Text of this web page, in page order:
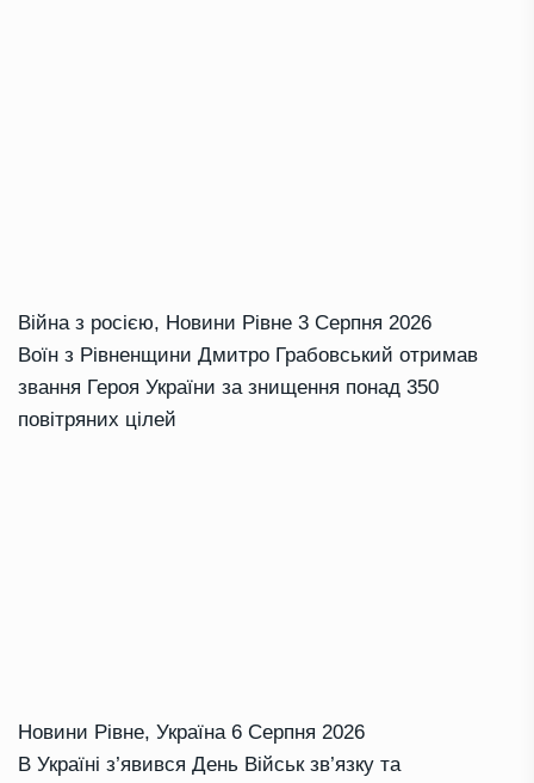
Війна з росією, Новини Рівне 3 Серпня 2026
Воїн з Рівненщини Дмитро Грабовський отримав
звання Героя України за знищення понад 350
повітряних цілей
Новини Рівне, Україна 6 Серпня 2026
В Україні з’явився День Військ зв’язку та